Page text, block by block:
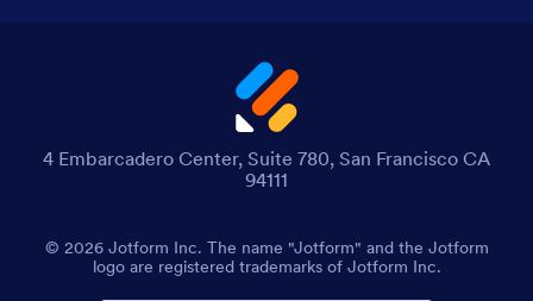
4 Embarcadero Center, Suite 780, San Francisco CA
94111
© 2026 Jotform Inc. The name "Jotform" and the Jotform
logo are registered trademarks of Jotform Inc.